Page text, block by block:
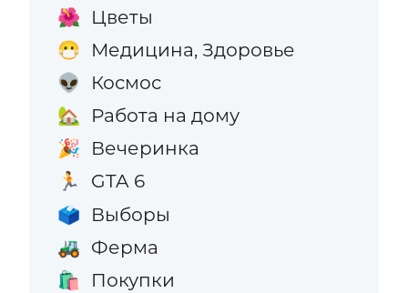
🌺 Цветы
😷 Медицина, Здоровье
👽 Космос
🏡 Работа на дому
🎉 Вечеринка
🏃 GTA 6
🗳️ Выборы
🚜 Ферма
🛍️ Покупки